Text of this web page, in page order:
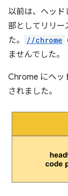
以前は、ヘッ
部としてリリー
た。
//chrome
ませんでした。
Chrome にヘッ
されました。